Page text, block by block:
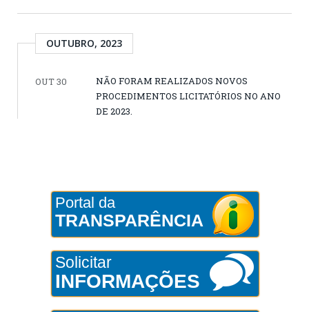
OUTUBRO, 2023
OUT 30
NÃO FORAM REALIZADOS NOVOS
PROCEDIMENTOS LICITATÓRIOS NO ANO
DE 2023.
Portal da
TRANSPARÊNCIA
Solicitar
INFORMAÇÕES